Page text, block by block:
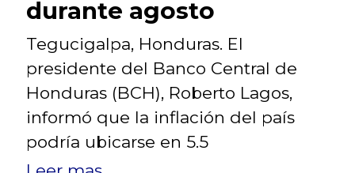
durante agosto
Tegucigalpa, Honduras. El
presidente del Banco Central de
Honduras (BCH), Roberto Lagos,
informó que la inflación del país
podría ubicarse en 5.5